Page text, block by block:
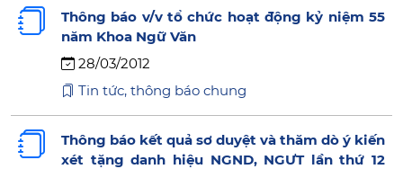
Thông báo v/v tổ chức hoạt động kỷ niệm 55
năm Khoa Ngữ Văn
28/03/2012
Tin tức, thông báo chung
Thông báo kết quả sơ duyệt và thăm dò ý kiến
xét tặng danh hiệu NGND, NGƯT lần thứ 12